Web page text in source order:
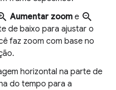
Aumentar zoom e zoom_out
de baixo para ajustar o
faz zoom com base no
horizontal na parte de
do tempo para a